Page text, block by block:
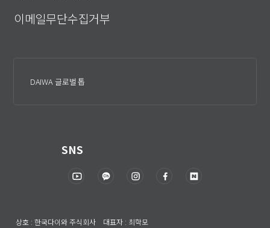
이메일무단수집거부
DAIWA 글로벌 톱
SNS
상호 : 한국다이와 주식회사 대표자 : 최학모